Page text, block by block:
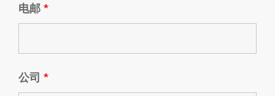
电邮 *
公司 *